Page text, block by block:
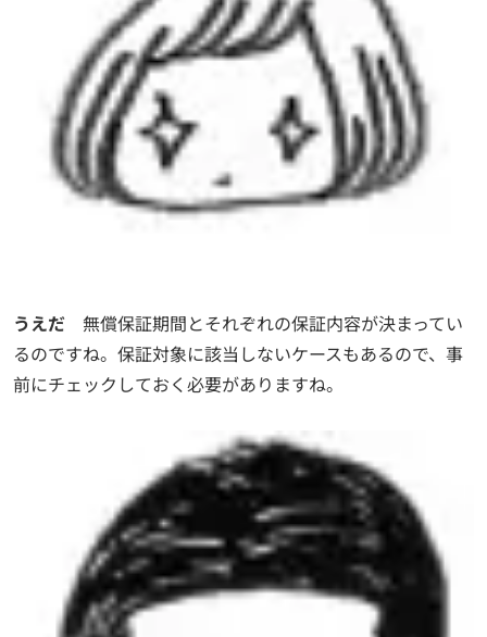
うえだ 無償保証期間とそれぞれの保証内容が決まってい
るのですね。保証対象に該当しないケースもあるので、事
前にチェックしておく必要がありますね。